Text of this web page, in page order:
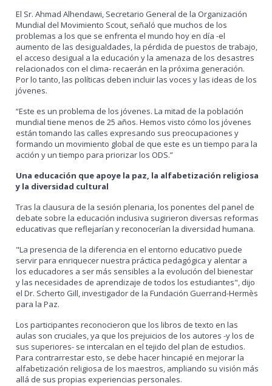
El Sr. Ahmad Alhendawi, Secretario General de la Organización
Mundial del Movimiento Scout, señaló que muchos de los
problemas a los que se enfrenta el mundo hoy en día -el
aumento de las desigualdades, la pérdida de puestos de trabajo,
el acceso desigual a la educación y la amenaza de los desastres
relacionados con el clima- recaerán en la próxima generación.
Por lo tanto, las políticas deben incluir las voces y las ideas de los
jóvenes.
“Este es un problema de los jóvenes. La mitad de la población
mundial tiene menos de 25 años. Hemos visto cómo los jóvenes
están tomando las calles expresando sus preocupaciones y
formando un movimiento global de que este es un tiempo para la
acción y un tiempo para priorizar los ODS.”
Una educación que apoye la paz, la alfabetización religiosa
y la diversidad cultural
Tras la clausura de la sesión plenaria, los ponentes del panel de
debate sobre la educación inclusiva sugirieron diversas reformas
educativas que reflejarían y reconocerían la diversidad humana.
"La presencia de la diferencia en el entorno educativo puede
servir para enriquecer nuestra práctica pedagógica y alentar a
los educadores a ser más sensibles a la evolución del bienestar
y las necesidades de aprendizaje de todos los estudiantes", dijo
el Dr. Scherto Gill, investigador de la Fundación Guerrand-Hermès
para la Paz.
Los participantes reconocieron que los libros de texto en las
aulas son cruciales, ya que los prejuicios de los autores -y los de
sus superiores- se intercalan en el tejido del plan de estudios.
Para contrarrestar esto, se debe hacer hincapié en mejorar la
alfabetización religiosa de los maestros, ampliando su visión más
allá de sus propias experiencias personales.